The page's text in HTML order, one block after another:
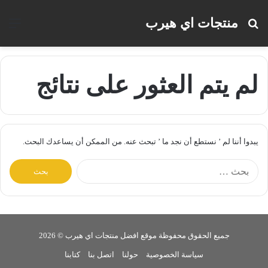
منتجات اي هيرب
بحث
لم يتم العثور على نتائج
يبدوا أننا لم ’ نستطع أن نجد ما ’ تبحث عنه. من الممكن أن يساعدك البحث.
البحث
عن:
جميع الحقوق محفوظة موقع افضل منتجات اي هيرب © 2026
سياسة الخصوصية حولنا اتصل بنا كتابنا